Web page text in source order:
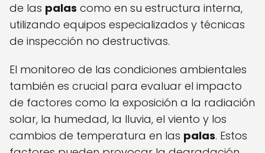
de las palas como en su estructura interna,
utilizando equipos especializados y técnicas
de inspección no destructivas.
El monitoreo de las condiciones ambientales
también es crucial para evaluar el impacto
de factores como la exposición a la radiación
solar, la humedad, la lluvia, el viento y los
cambios de temperatura en las palas. Estos